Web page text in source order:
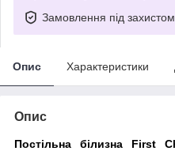
Замовлення під захистом
Опис Характеристики
Опис
Постільна білизна First